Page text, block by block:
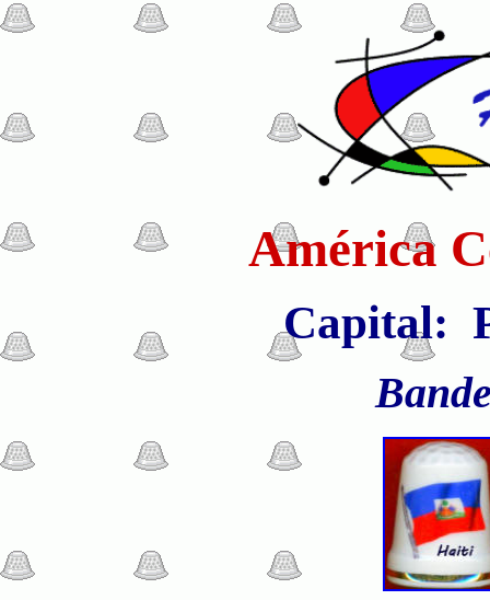
América
Capital: